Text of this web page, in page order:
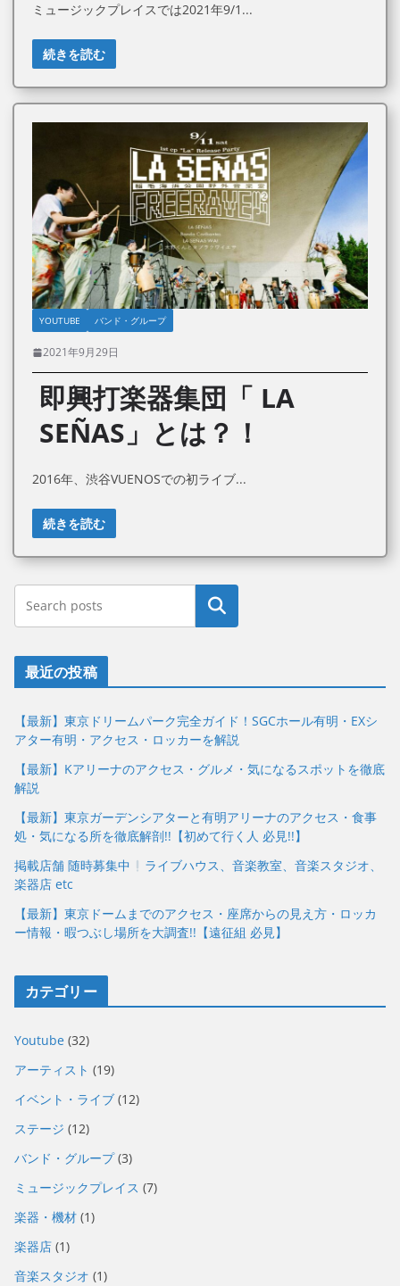
ミュージックプレイスでは2021年9/1
続きを読む
YOUTUBE バンド・グループ
2021年9月29日
即興打楽器集団「 LA
SEÑAS」とは？！
2016年、渋谷VUENOSでの初ライブ
続きを読む
最近の投稿
【最新】東京ドリームパーク完全ガイド！SGCホール有明・EXシ
アター有明・アクセス・ロッカーを解説
【最新】Kアリーナのアクセス・グルメ・気になるスポットを徹底
解説
【最新】東京ガーデンシアターと有明アリーナのアクセス・食事
処・気になる所を徹底解剖!!【初めて行く人 必見!!】
掲載店舗 随時募集中
ライブハウス、音楽教室、音楽スタジオ、
楽器店 etc
【最新】東京ドームまでのアクセス・座席からの見え方・ロッカ
ー情報・暇つぶし場所を大調査!!【遠征組 必見】
カテゴリー
Youtube (32)
アーティスト (19)
イベント・ライブ (12)
ステージ (12)
バンド・グループ(3)
ミュージックプレイス (7)
楽器・機材 (1)
楽器店 (1)
音楽スタジオ (1)